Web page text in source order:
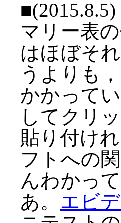
マリー表
はほぼそ
うよりも
かかって
してクリ
貼り付け
フトへの
んわかっ
あ。 エビ